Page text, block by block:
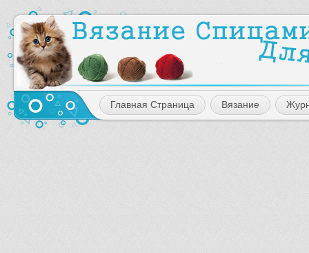
Главная Страница Вязание